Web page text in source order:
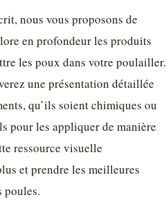
nous vous proposons de
en profondeur les produits
les poux dans votre poulailler.
une présentation détaillée
qu’ils soient chimiques ou
pour les appliquer de manière
ressource visuelle
et prendre les meilleures
poules.